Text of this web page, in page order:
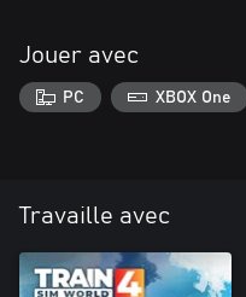
Jouer avec
PC XBOX One
Travaille avec